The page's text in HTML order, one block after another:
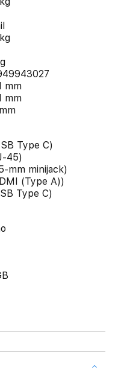
mm
mm
Type C)
45)
mm minijack)
(Type A))
Type C)